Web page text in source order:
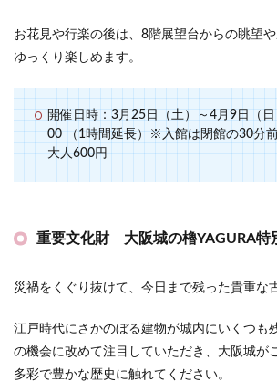
お花見や行楽の後は、8階展望台からの眺望
ゆっくり楽しめます。
開催日時：3月25日（土）～4月9日（日
00 （1時間延長）※入館は閉館の30分
大人600円
重要文化財 大阪城の櫓YAGURA特
災禍をくぐり抜けて、今日まで残った貴重な
江戸時代にさかのぼる建物が城内にいくつも
の機会に改めて注目していただき、大阪城が
多彩で豊かな歴史に触れてください。